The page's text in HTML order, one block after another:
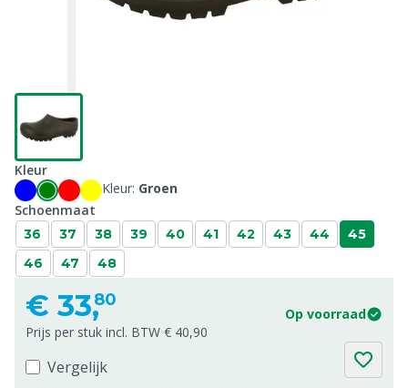
Kleur
Kleur: Groen
Schoenmaat
36 37 38 39 40 41 42 43 44
45
46
47 48
€ 33,80
Op voorraad
Prijs per stuk incl. BTW € 40,90
Vergelijk